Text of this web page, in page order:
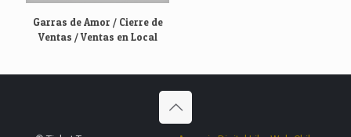
Garras de Amor / Cierre de
Ventas / Ventas en Local